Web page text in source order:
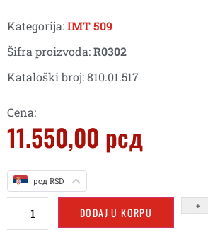
Kategorija:IMT 509
Šifra proizvoda:R0302
Kataloški broj: 810.01.517
Cena:
11.550,00 рсд
рсд RSD
+
DODAJ U KORPU